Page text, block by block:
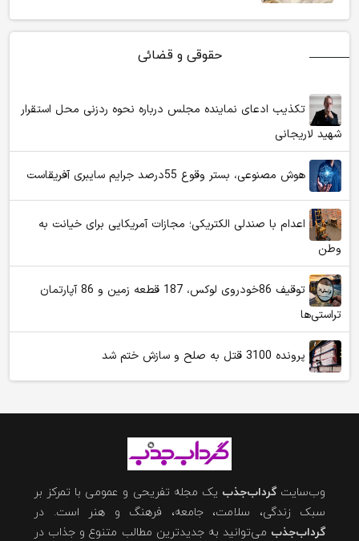
حقوقی و قضائی
تکذیب ادعای نماینده مجلس درباره نحوه ردزنی محل استقرار
شهید لاریجانی
هوش مصنوعی، بستر وقوع 55درصد جرایم سایبری آفریقاست
اعدام با صندلی الکتریکی؛ مجازات آمریکایی برای خیانت به
وطن
توقیف 86خودروی لوکس، 187 قطعه زمین و 86 آپارتمان
تراستی‌ها
پرونده 3100 قتل به صلح و سازش ختم شد
وب‌سایتگرداب‌جذب یک مجله تفریحی و عمومی با تمرکز بر
سبک زندگی، سلامت، جامعه، فرهنگ و هنر است. در
گرداب‌جذب می‌توانید به جدیدترین مطالب متنوع و جذاب در